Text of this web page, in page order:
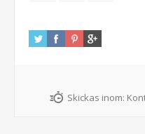
Skickas inom: